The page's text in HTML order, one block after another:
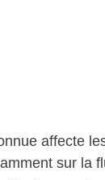
affecte
sur la